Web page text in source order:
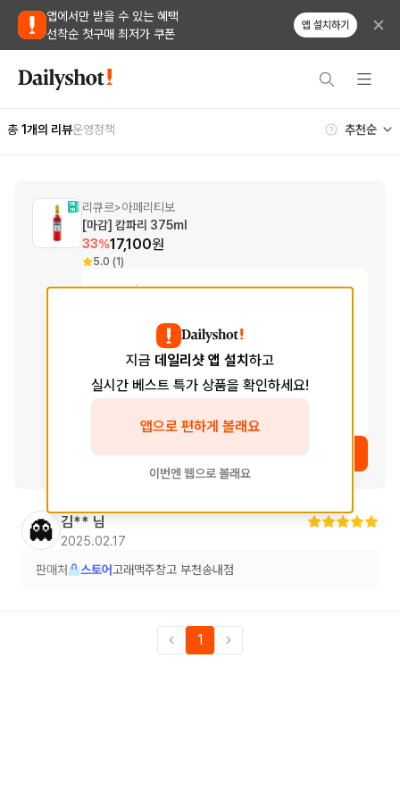
앱에서만 받을 수 있는 혜택
선착순 첫구매 최저가 쿠폰
앱 설치하기
총 1개의 리뷰운영정책
리큐르>아페리티보
[마감] 캄파리 375ml
33%17,100원
5.0 (1)
Tasting Notes
Taste 쌉쌀한, 오렌지, 달콤한
Finish 긴 여운, 나무 뿌리, 다채로운
상품 보러가기
👻 김** 님
2025.02.17
판매처 스토어고래맥주창고 부천송내점
1
지금 데일리샷 앱 설치 하고
실시간 베스트 특가 상품을 확인하세요!
앱으로 편하게 볼래요
이번엔 웹으로 볼래요